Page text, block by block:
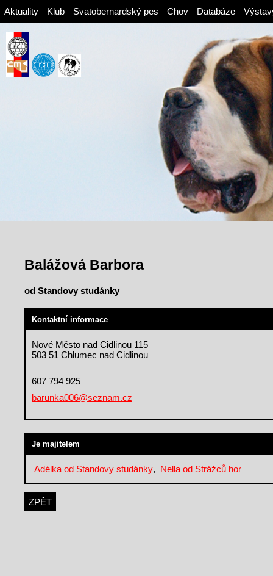
Aktuality Klub Svatobernardský pes Chov Databáze
Balážová Barbora
od Standovy studánky
Kontaktní informace
Nové Město nad Cidlinou 115
503 51 Chlumec nad Cidlinou
607 794 925
barunka006@seznam.cz
Je majitelem
Adélka od Standovy studánky, Nella od Strážců hor
ZPĚT